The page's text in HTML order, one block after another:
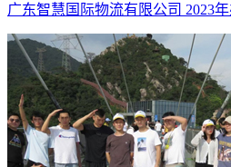
广东智慧国际物流有限公司 2023